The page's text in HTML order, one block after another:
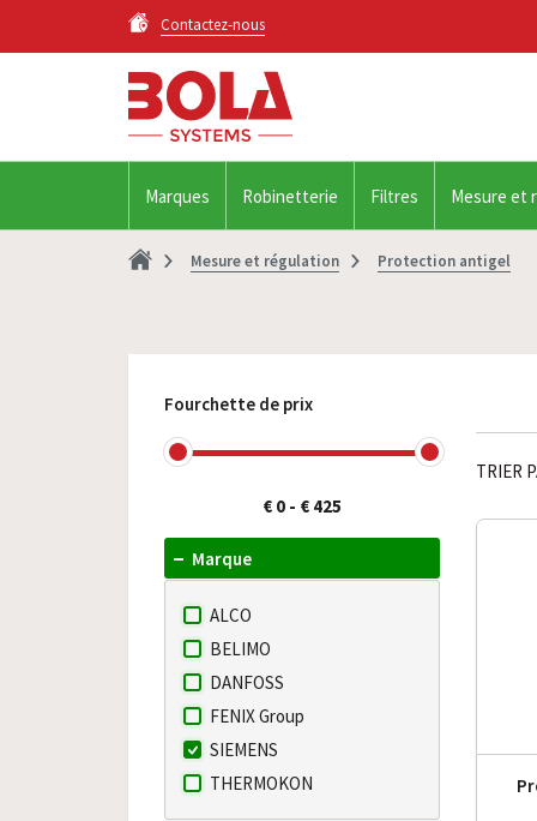
Contactez-nous
Marques Robinetterie Filtres Mesure et
Mesure et régulation Protection antigel
Fourchette de prix
€ 0 - € 425
Marque
ALCO
BELIMO
DANFOSS
FENIX Group
SIEMENS
THERMOKON
TRIER